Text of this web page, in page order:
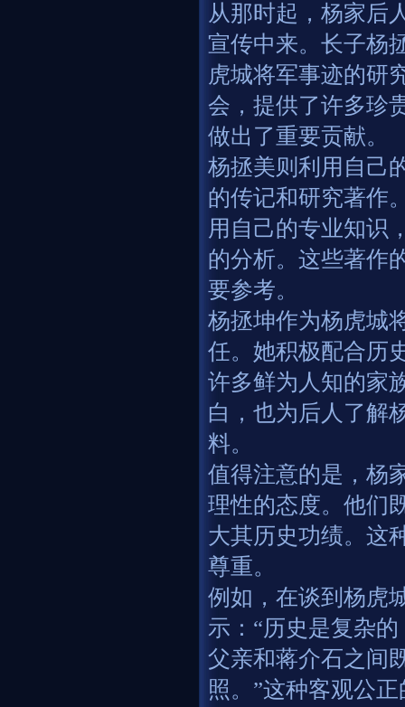
从那时起，杨家后
宣传中来。长子杨
虎城将军事迹的研
会，提供了许多珍
做出了重要贡献。
杨拯美则利用自己
的传记和研究著作
用自己的专业知识
的分析。这些著作
要参考。
杨拯坤作为杨虎城
任。她积极配合历
许多鲜为人知的家
白，也为后人了解
料。
值得注意的是，杨
理性的态度。他们
大其历史功绩。这
尊重。
例如，在谈到杨虎
示：“历史是复杂
父亲和蒋介石之间
照。”这种客观公